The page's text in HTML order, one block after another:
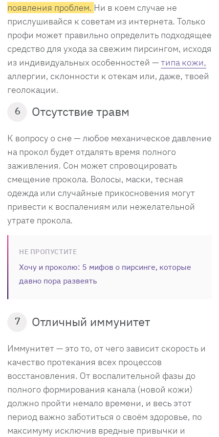
появления проблем. Ни в коем случае не
прислушивайся к советам из интернета. Только
профи может правильно определить подходящее
средство для ухода за свежим пирсингом, исходя
из индивидуальных особенностей —типа кожи,
аллергии, склонности к отекам или, даже, твоей
геолокации.
6 Отсутствие травм
К вопросу о сне — любое механическое давление
на прокол будет отдалять время полного
заживления. Сон может спровоцировать
смещение прокола. Волосы, маски, тесная
одежда или случайные прикосновения могут
привести к воспалениям или нежелательной
утрате прокола.
НЕ ПРОПУСТИТЕ
Хочу и проколю: 5 мифов о пирсинге, которые
давно пора развеять
7 Отличный иммунитет
Иммунитет — это то, от чего зависит скорость и
качество протекания всех процессов
восстановления. От воспалительной фазы до
полного формирования канала (новой кожи)
должно пройти немало времени, и весь этот
период важно заботиться о своём здоровье, по
максимуму исключив вредные привычки и